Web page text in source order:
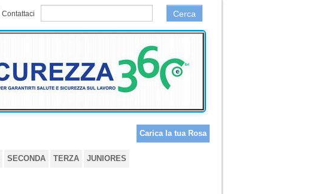
Contattaci Cerca
Carica la tua Rosa
SECONDA TERZA JUNIORES